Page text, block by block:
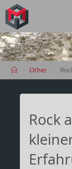
Skip
content
HomeOther
Rock